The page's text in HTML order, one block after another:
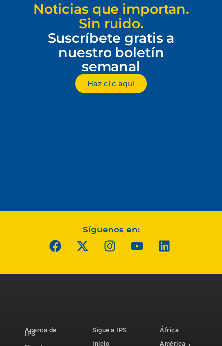
Noticias que importan.
Sin ruido.
Suscríbete gratis a
nuestro boletín
semanal
Haz clic aquí
Síguenos en:
Acerca de
IPS
Sigue a IPS
Inicio
África
América